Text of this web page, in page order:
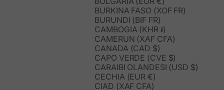
BURKINA FASO (XOF FR)
BURUNDI (BIF FR)
CAMBOGIA (KHR ៛)
CAMERUN (XAF CFA)
CANADA (CAD $)
CAPO VERDE (CVE $)
CARAIBI OLANDESI (USD $)
CECHIA (EUR €)
CIAD (XAF CFA)